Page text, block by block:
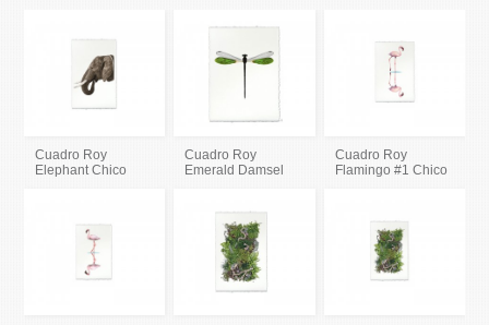
Cuadro Roy
Elephant Chico
Cuadro Roy
Emerald Damsel
Cuadro Roy
Flamingo #1 Chico